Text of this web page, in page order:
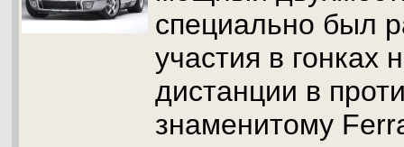
специально был
участия в гонках
дистанции в
знаменитому